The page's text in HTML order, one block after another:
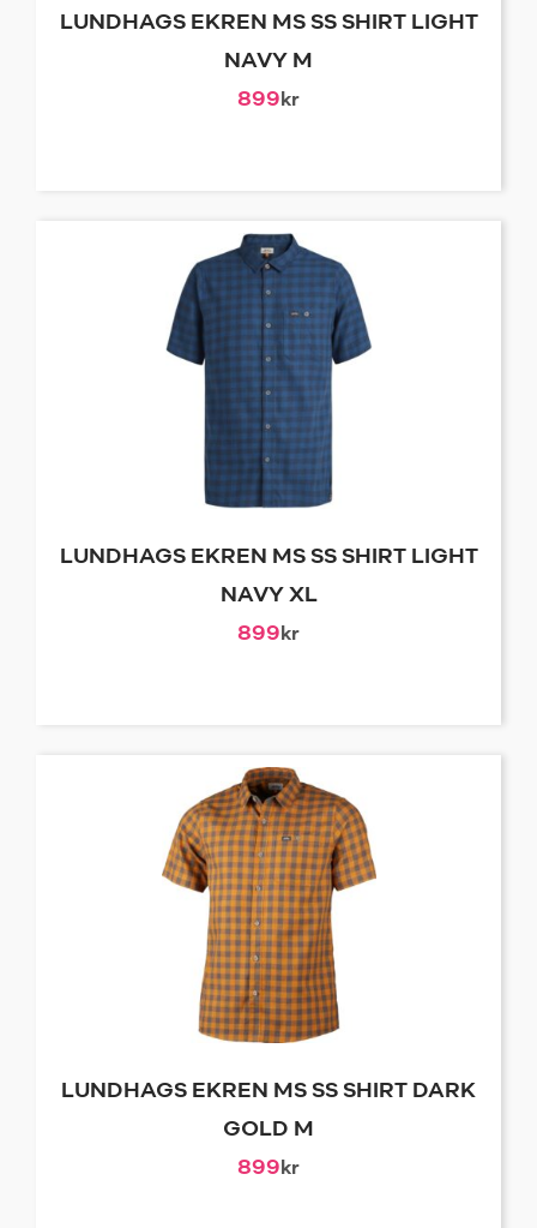
LUNDHAGS EKREN MS SS SHIRT LIGHT
NAVY M
899kr
LUNDHAGS EKREN MS SS SHIRT LIGHT
NAVY XL
899kr
LUNDHAGS EKREN MS SS SHIRT DARK
GOLD M
899kr